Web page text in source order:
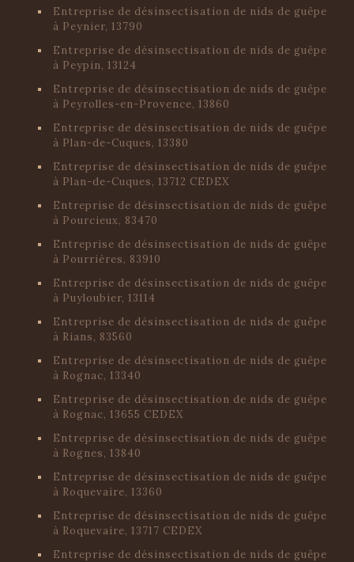
Entreprise de désinsectisation de nids de guêpe
à Peynier, 13790
Entreprise de désinsectisation de nids de guêpe
à Peypin, 13124
Entreprise de désinsectisation de nids de guêpe
à Peyrolles-en-Provence, 13860
Entreprise de désinsectisation de nids de guêpe
à Plan-de-Cuques, 13380
Entreprise de désinsectisation de nids de guêpe
à Plan-de-Cuques, 13712 CEDEX
Entreprise de désinsectisation de nids de guêpe
à Pourcieux, 83470
Entreprise de désinsectisation de nids de guêpe
à Pourrières, 83910
Entreprise de désinsectisation de nids de guêpe
à Puyloubier, 13114
Entreprise de désinsectisation de nids de guêpe
à Rians, 83560
Entreprise de désinsectisation de nids de guêpe
à Rognac, 13340
Entreprise de désinsectisation de nids de guêpe
à Rognac, 13655 CEDEX
Entreprise de désinsectisation de nids de guêpe
à Rognes, 13840
Entreprise de désinsectisation de nids de guêpe
à Roquevaire, 13360
Entreprise de désinsectisation de nids de guêpe
à Roquevaire, 13717 CEDEX
Entreprise de désinsectisation de nids de guêpe